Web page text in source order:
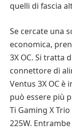
quelli di fascia
Se cercate una
economica,
3X OC. Si tratta
connettore di
Ventus 3X OC è
può essere più
Ti Gaming X
225W.